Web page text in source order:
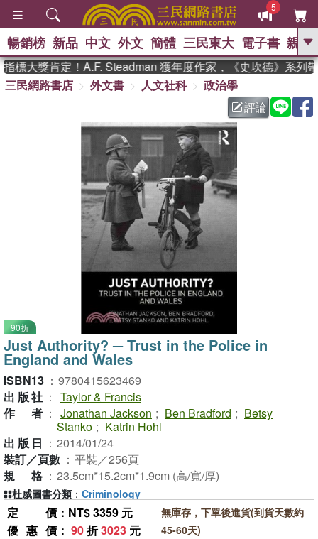
5
GO
熱搜： 東野圭吾 、 高希均教授回憶錄
父親節 、 如果歷
暑期推薦 、 國際布克
獎 臺灣漫遊錄 、 方念華
登輝時代
、 數學女孩：黎曼猜想
偉大的迷走神經
暢銷榜 新品 中文 外文 簡體 三民東大 電子書 親子
標大獎肯定！A.F. Steadman 獲年度作家，《史坎德》系列帶
三民網路書店
外文書 人文社科
政治學
評論
90折
Just Authority? ─ Trust in the Police in
England and Wales
ISBN13 ： 9780415623469
出版社 ： Taylor & Francis
作者 ： Jonathan Jackson ; Ben Bradford ; Betsy
Stanko ; Katrin Hohl
出版日 ： 2014/01/24
裝訂／頁數 ： 平裝／256頁
規格 ： 23.5cm*15.2cm*1.9cm (高/寬/厚)
定價 ：NT$ 3359 元
優惠價 ： 90折3023 元
無庫存，下單後進貨(到貨天數約
45-60天)
杜威圖書分類 ： Criminology